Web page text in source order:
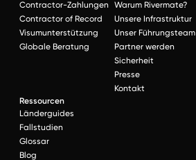
Contractor-Zahlungen
Contractor of Record
Visumunterstützung
Globale Beratung
Warum Rivermate?
Unsere Infrastruktur
Unser Führungsteam
Partner werden
Sicherheit
Presse
Kontakt
Ressourcen
Länderguides
Fallstudien
Glossar
Blog